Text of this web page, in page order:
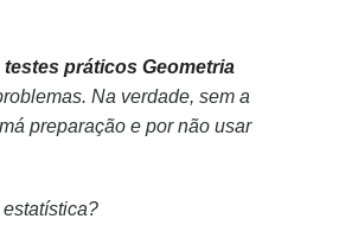
práticos Geometria
Na verdade, sem a
preparação e por não usar